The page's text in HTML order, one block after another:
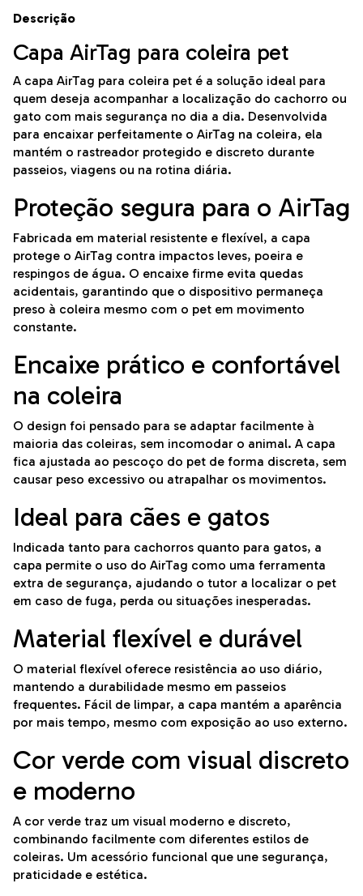
Descrição
Capa AirTag para coleira pet
A capa AirTag para coleira pet é a solução ideal para
quem deseja acompanhar a localização do cachorro ou
gato com mais segurança no dia a dia. Desenvolvida
para encaixar perfeitamente o AirTag na coleira, ela
mantém o rastreador protegido e discreto durante
passeios, viagens ou na rotina diária.
Proteção segura para o AirTag
Fabricada em material resistente e flexível, a capa
protege o AirTag contra impactos leves, poeira e
respingos de água. O encaixe firme evita quedas
acidentais, garantindo que o dispositivo permaneça
preso à coleira mesmo com o pet em movimento
constante.
Encaixe prático e confortável
na coleira
O design foi pensado para se adaptar facilmente à
maioria das coleiras, sem incomodar o animal. A capa
fica ajustada ao pescoço do pet de forma discreta, sem
causar peso excessivo ou atrapalhar os movimentos.
Ideal para cães e gatos
Indicada tanto para cachorros quanto para gatos, a
capa permite o uso do AirTag como uma ferramenta
extra de segurança, ajudando o tutor a localizar o pet
em caso de fuga, perda ou situações inesperadas.
Material flexível e durável
O material flexível oferece resistência ao uso diário,
mantendo a durabilidade mesmo em passeios
frequentes. Fácil de limpar, a capa mantém a aparência
por mais tempo, mesmo com exposição ao uso externo.
Cor verde com visual discreto
e moderno
A cor verde traz um visual moderno e discreto,
combinando facilmente com diferentes estilos de
coleiras. Um acessório funcional que une segurança,
praticidade e estética.